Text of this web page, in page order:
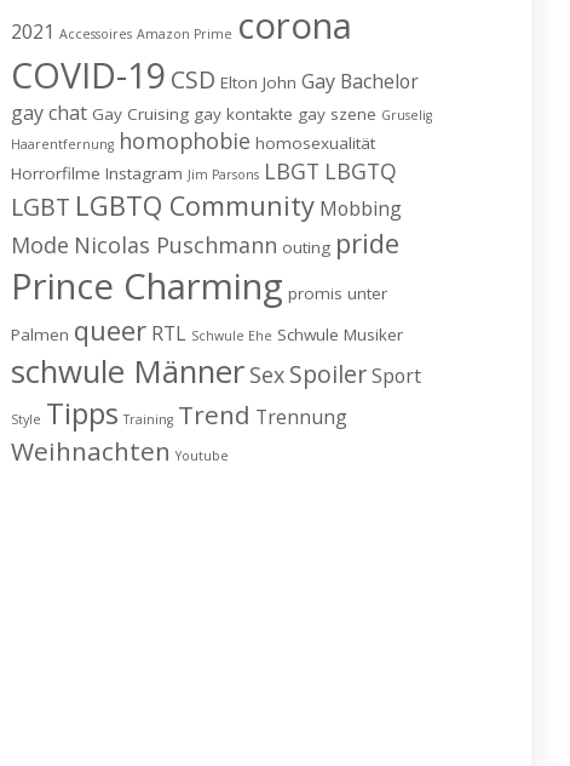
2021 Accessoires Amazon Prime corona
COVID-19 CSD Elton John Gay Bachelor
gay chat Gay Cruising gay kontakte gay szene Gruselig
Haarentfernung homophobie homosexualität
Horrorfilme Instagram Jim Parsons LBGT LBGTQ
LGBT LGBTQ Community Mobbing
Mode Nicolas Puschmann outing pride
Prince Charming promis unter
Palmen queer RTL Schwule Ehe Schwule Musiker
schwule Männer Sex SpoilerSport
Style Tipps Training Trend Trennung
Weihnachten Youtube